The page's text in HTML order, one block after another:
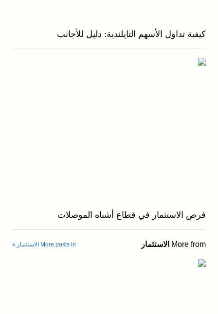
كيفية تداول الأسهم التايلندية: دليل للأجانب
فرص الاستثمار في قطاع أشباه الموصلات
More from الاستثمار More posts in الاستثمار »